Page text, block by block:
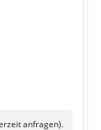
anfragen).